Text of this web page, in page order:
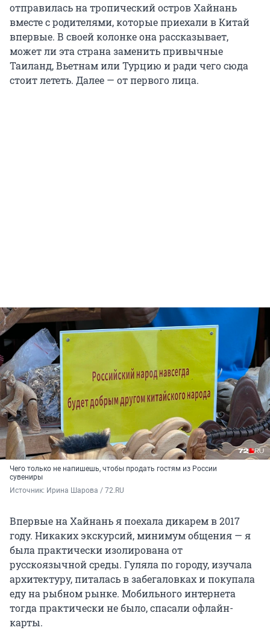
отправилась на тропический остров Хайнань
вместе с родителями, которые приехали в Китай
впервые. В своей колонке она рассказывает,
может ли эта страна заменить привычные
Таиланд, Вьетнам или Турцию и ради чего сюда
стоит лететь. Далее — от первого лица.
Чего только не напишешь, чтобы продать гостям из России
сувениры
Источник: Ирина Шарова / 72.RU
Впервые на Хайнань я поехала дикарем в 2017
году. Никаких экскурсий, минимум общения — я
была практически изолирована от
русскоязычной среды. Гуляла по городу, изучала
архитектуру, питалась в забегаловках и покупала
еду на рыбном рынке. Мобильного интернета
тогда практически не было, спасали офлайн-
карты.